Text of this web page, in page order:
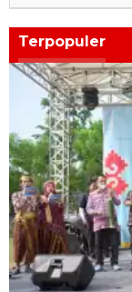
Terpopuler